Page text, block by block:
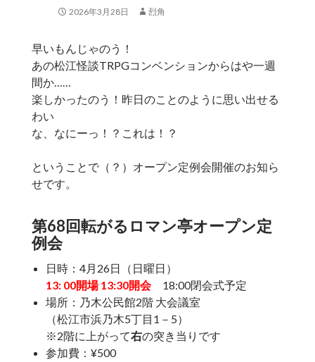
2026年3月28日 烈角
早いもんじゃのう！
あの松江怪談TRPGコンベンションからはや一週
間か……
楽しかったのう！昨日のことのように思い出せる
わい
な、なにーっ！？これは！？
ということで（？）オープン定例会開催のお知ら
せです。
第68回転がるロマン亭オープン定
例会
日時：4月26日（日曜日）
13: 00開場 13:30開会
18:00閉会式予定
場所：乃木公民館2階 大会議室
（松江市浜乃木5丁目1－5）
※2階に上がって右の突き当りです
参加費：¥500